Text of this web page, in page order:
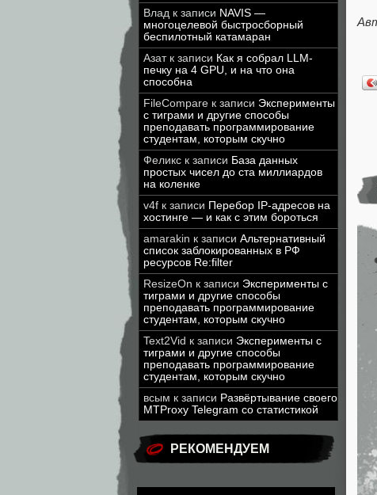
Влад к записи NAVIS —
многоцелевой быстросборный
беспилотный катамаран
Азатк записи Как я собрал LLM-
печку на 4 GPU, и на что она
способна
FileCompare к записи Эксперименты
с тиграми и другие способы
преподавать программирование
студентам, которым скучно
Феликс к записи База данных
простых чисел до ста миллиардов
на коленке
v4f к записи Перебор IP-адресов на
хостинге — и как с этим бороться
amarakin к записи Альтернативный
список заблокированных в РФ
ресурсов Re:filter
ResizeOn к записи Эксперименты с
тиграми и другие способы
преподавать программирование
студентам, которым скучно
Text2Vid к записи Эксперименты с
тиграми и другие способы
преподавать программирование
студентам, которым скучно
всым к записи Развёртывание своего
MTProxy Telegram со статистикой
РЕКОМЕНДУЕМ